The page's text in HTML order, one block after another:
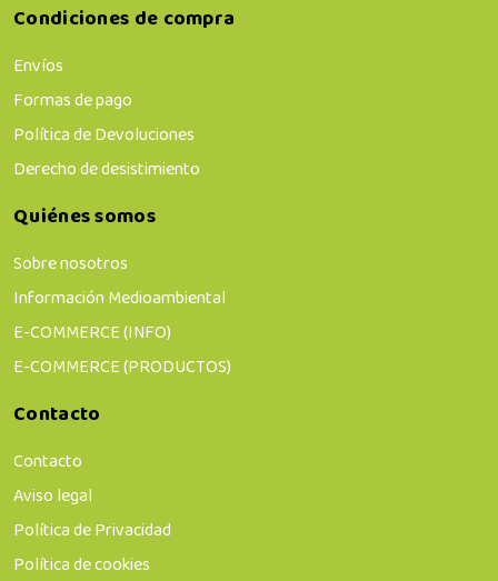
Condiciones de compra
Envíos
Formas de pago
Política de Devoluciones
Derecho de desistimiento
Quiénes somos
Sobre nosotros
Información Medioambiental
E-COMMERCE (INFO)
E-COMMERCE (PRODUCTOS)
Contacto
Contacto
Aviso legal
Política de Privacidad
Política de cookies